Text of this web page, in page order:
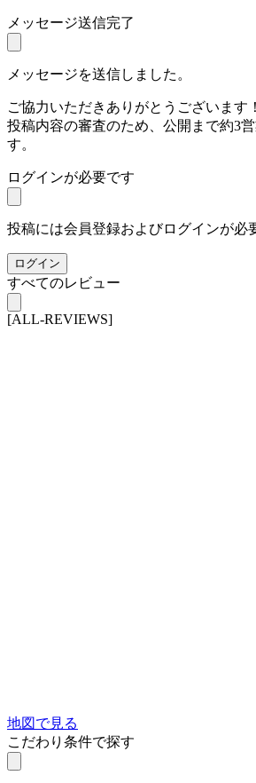
メッセージ送信完了
メッセージを送信しました。
ご協力いただきありがとうございます！
投稿内容の審査のため、公開まで約3
す。
ログインが必要です
投稿には会員登録およびログインが必
ログイン
すべてのレビュー
[ALL-REVIEWS]
地図で見る
こだわり条件で探す